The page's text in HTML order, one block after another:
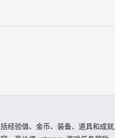
经验值、金币、装备、道具和成就